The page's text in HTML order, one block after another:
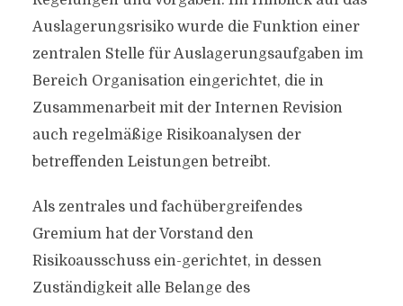
Auslagerungsrisiko wurde die Funktion einer
zentralen Stelle für Auslagerungsaufgaben im
Bereich Organisation eingerichtet, die in
Zusammenarbeit mit der Internen Revision
auch regelmäßige Risikoanalysen der
betreffenden Leistungen betreibt.
Als zentrales und fachübergreifendes
Gremium hat der Vorstand den
Risikoausschuss ein-gerichtet, in dessen
Zuständigkeit alle Belange des